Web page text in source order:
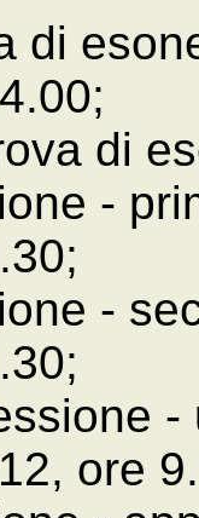
di
di
-
-
ore